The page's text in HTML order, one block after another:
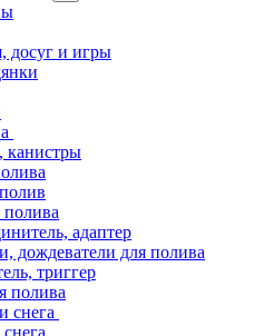
досуг и игры
канистры
адаптер
дождеватели для полива
триггер
полива
снега